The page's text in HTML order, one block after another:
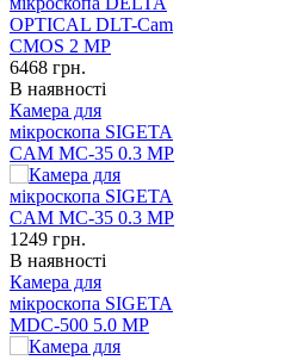
6468 грн.
В наявності
Камера для
мікроскопа SIGETA
CAM MC-35 0.3 MP
1249 грн.
В наявності
Камера для
мікроскопа SIGETA
MDC-500 5.0 MP